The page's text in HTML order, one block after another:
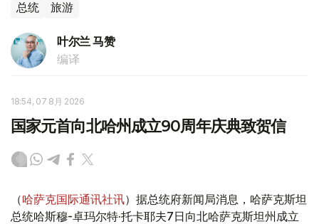
总统 旅游
叶尔兰 马赞
编译
18:54, 07 8月 2026
国家元首向北哈州成立90周年庆典致贺信
（哈萨克国际通讯社讯）据总统府新闻局消息，哈萨克斯坦
总统哈斯穆-卓玛尔特·托卡耶夫7日向北哈萨克斯坦州成立